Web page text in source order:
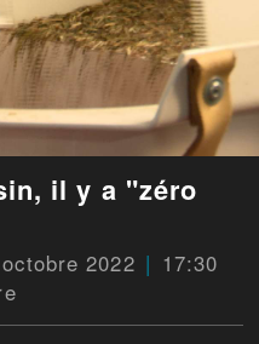
il y a "zéro
2022
17:30